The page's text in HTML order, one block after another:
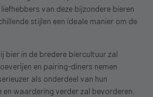
van deze bijzondere bieren
stijlen een ideale manier om de
bier in de bredere biercultuur zal
en pairing-diners nemen
als onderdeel van hun
waardering verder zal bevorderen.